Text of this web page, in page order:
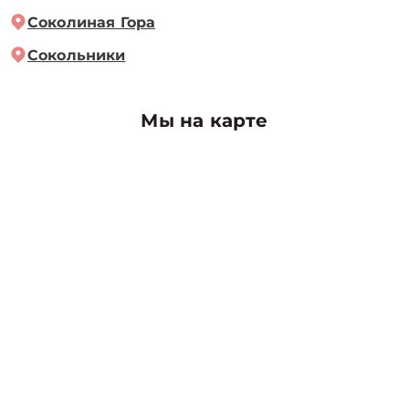
Соколиная Гора
Сокольники
Мы на карте